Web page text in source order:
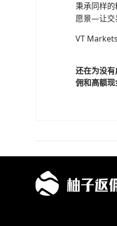
秉承同样
愿景—让交
VT
还在为没
佣和高额现